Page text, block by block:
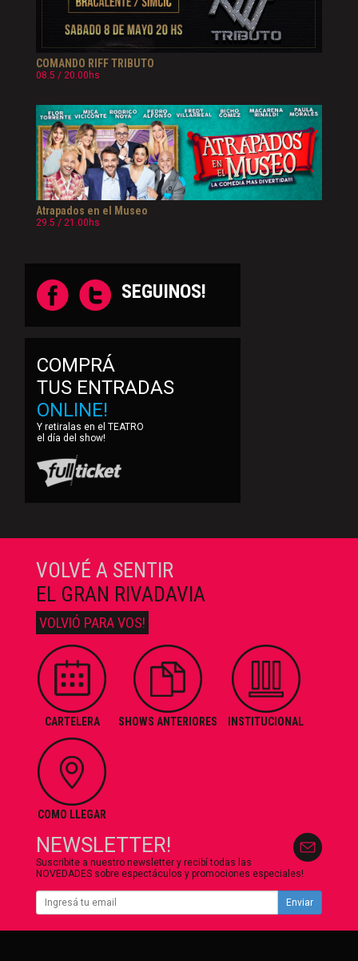
COMANDO RIFF TRIBUTO
08.5 / 20.00hs
Atrapados en el Museo
29.5 / 21.00hs
SEGUINOS!
COMPRÁ
TUS ENTRADAS
ONLINE!
Y retiralas en el TEATRO
el día del show!
VOLVÉ A SENTIR
EL GRAN RIVADAVIA
VOLVIÓ PARA VOS!
CARTELERA SHOWS ANTERIORES INSTITUCIONAL
COMO LLEGAR
NEWSLETTER!
Suscribite a nuestro newsletter y recibí todas las
NOVEDADES sobre espectáculos y promociones especiales!
Enviar